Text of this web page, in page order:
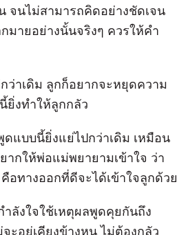
จนไม่สามารถคิดอย่างชัดเจน
มายอย่างนั้นจริงๆ ควรให้คำ
าเดิม ลูกก็อยากจะหยุดความ
ยิ่งทำให้ลูกกลัว
ดแบบนี้ยิ่งแย่ไปกว่าเดิม เหมือน
กให้พ่อแม่พยายามเข้าใจ ว่า
อทางออกที่ดีจะได้เข้าใจลูกด้วย
ลังใจใช้เหตุผลพูดคุยกันถึง
ะอยู่เคียงข้างหนู ไม่ต้องกลัว